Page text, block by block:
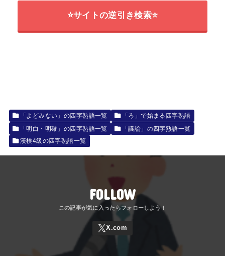
⭐サイトの逆引き検索⭐
「よどみない」の四字熟語一覧
「ろ」で始まる四字熟語
「明白・明確」の四字熟語一覧
「議論」の四字熟語一覧
漢検4級の四字熟語一覧
FOLLOW